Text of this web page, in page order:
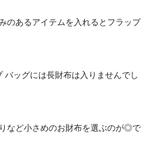
のあるアイテムを入れるとフラップ
ッグには長財布は入りませんでし
など小さめのお財布を選ぶのが◎で